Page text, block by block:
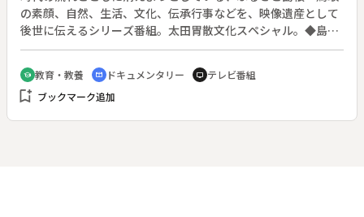
の素顔、自然、生活、文化、伝承行事などを、映像遺産として
後世に伝えるシリーズ番組。太田胃散文化スペシャル。◆島根
県松江市に連綿と受け継がれる「鼕行列（どうぎょうれ
つ）」。賑やかなお囃子にあわせ、絢爛豪華な鼕太鼓が練り歩
く光景は、山陰随一の迫力と言われる。この年も市内から２２
団体、およそ２５００人が水の都・松江を華やかに彩った。鼕
school 教育・教養 cinematic_blur ドキュメンタリー tv テレビ番組
bookmark_add ブックマーク追加